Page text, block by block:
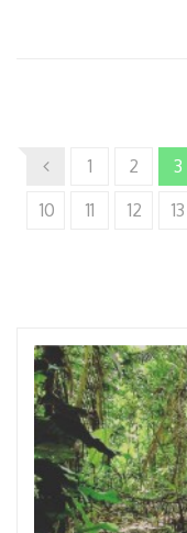
1 2 3
10
11 12 13